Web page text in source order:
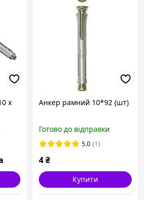
х
Анкер рамний 10*92 (шт)
Готово до відправки
5.0 (1)
4₴
Купити